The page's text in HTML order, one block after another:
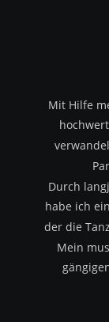
Mit Hilfe
Durch
habe ich
der die
Mein